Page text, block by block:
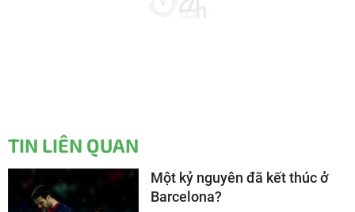
TIN LIÊN QUAN
Một kỷ nguyên đã kết thúc ở
Barcelona?